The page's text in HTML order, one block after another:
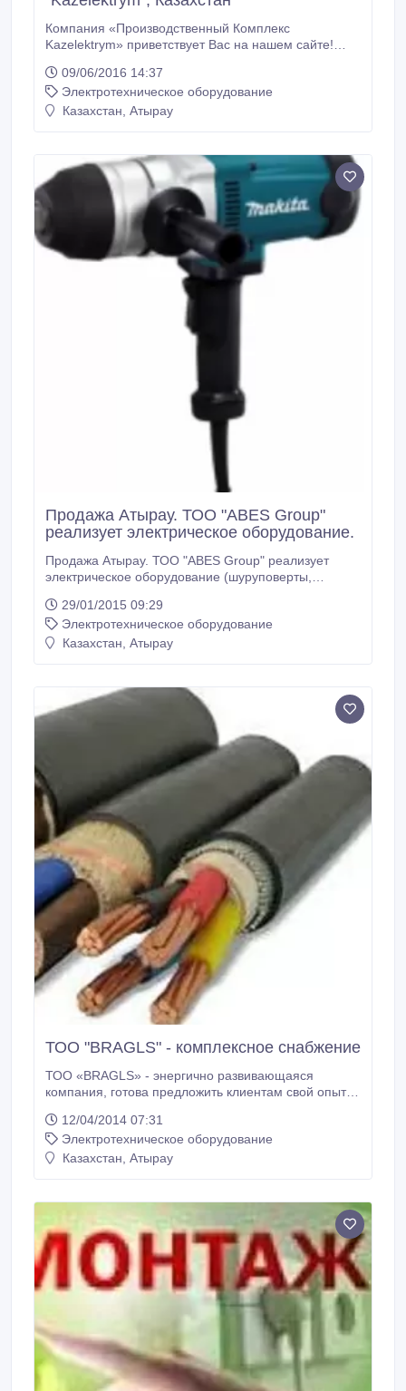
Компания «Производственный Комплекс
Kazelektrym» приветствует Вас на нашем сайте!
электротехнического оборудования для
предприятий всех сфер деятельности - наша
первостепенная задача! Наличие необходимых
оборудования для нужд нефтегазового,
промышленного и гражданского секторов.
09/06/2016 14:37
Электротехническое оборудование
Казахстан, Атырау
Продажа Атырау. ТОО "ABES Group"
реализует электрическое оборудование.
Продажа Атырау. ТОО "ABES Group" реализует
электрическое оборудование (шуруповерты,
пилы, лобзики, фрезеры, рубанки, штроборезы,
гайковерты, молоты ударные, наборы
аккумуляторных инструментов, ножницы, ножовки,
29/01/2015 09:29
Электротехническое оборудование
Казахстан, Атырау
ТОО "BRAGLS" - комплексное снабжение
ТОО «BRAGLS» - энергично развивающаяся
компания, готова предложить клиентам свой опыт
готовы взять на себя всю рутинную работу и
обеспечить плановое снабжение Вашего
предприятия по самому широкому спектру товаров
партнеров – снабженческих компаний США, Англии,
Турции, стран Евросоюза и России.
12/04/2014 07:31
Электротехническое оборудование
Казахстан, Атырау